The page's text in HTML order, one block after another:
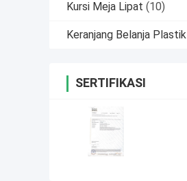
Kursi Meja Lipat (10)
Keranjang Belanja Plastik
SERTIFIKASI